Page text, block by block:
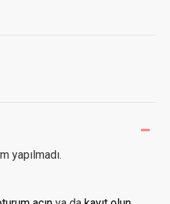
yapılmadı.